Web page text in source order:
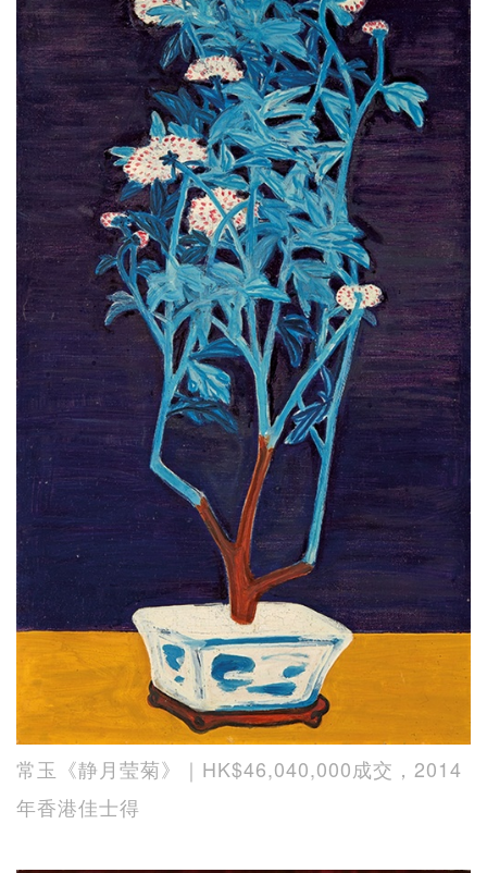
常玉《静月莹菊》｜HK$46,040,000成交，2014
年香港佳士得